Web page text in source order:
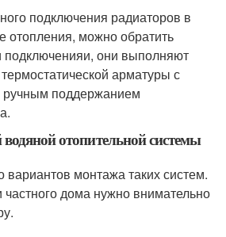
подключения радиаторов в
отопления, можно обратить
они выполняют
арматуры с
ручным поддержанием
отопительной системы
вариантов монтажа таких систем.
дома нужно внимательно